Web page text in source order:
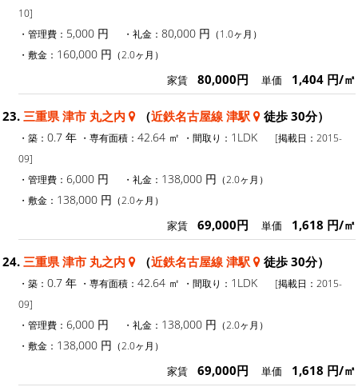
10]
・管理費： 5,000 円 ・礼金： 80,000 円 （1.0ヶ月）
・敷金： 160,000 円 （2.0ヶ月）
家賃 80,000円 単価 1,404 円/㎡
23. 三重県 津市 丸之内 （近鉄名古屋線 津駅 徒歩 30分）
・築： 0.7 年 ・専有面積： 42.64 ㎡ ・間取り： 1LDK
[掲載日：2015-
09]
・管理費： 6,000 円 ・礼金： 138,000 円 （2.0ヶ月）
・敷金： 138,000 円 （2.0ヶ月）
家賃 69,000円 単価 1,618 円/㎡
24. 三重県 津市 丸之内 （近鉄名古屋線 津駅 徒歩 30分）
・築： 0.7 年 ・専有面積： 42.64 ㎡ ・間取り： 1LDK
[掲載日：2015-
09]
・管理費： 6,000 円 ・礼金： 138,000 円 （2.0ヶ月）
・敷金： 138,000 円 （2.0ヶ月）
家賃 69,000円 単価 1,618 円/㎡